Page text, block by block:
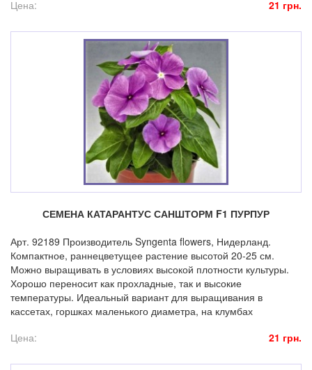
Цена:
21 грн.
СЕМЕНА КАТАРАНТУС САНШТОРМ F1 ПУРПУР
Арт. 92189 Производитель Syngenta flowers, Нидерланд.
Компактное, раннецветущее растение высотой 20-25 см.
Можно выращивать в условиях высокой плотности культуры.
Хорошо переносит как прохладные, так и высокие
температуры. Идеальный вариант для выращивания в
кассетах, горшках маленького диаметра, на клумбах
Цена:
21 грн.